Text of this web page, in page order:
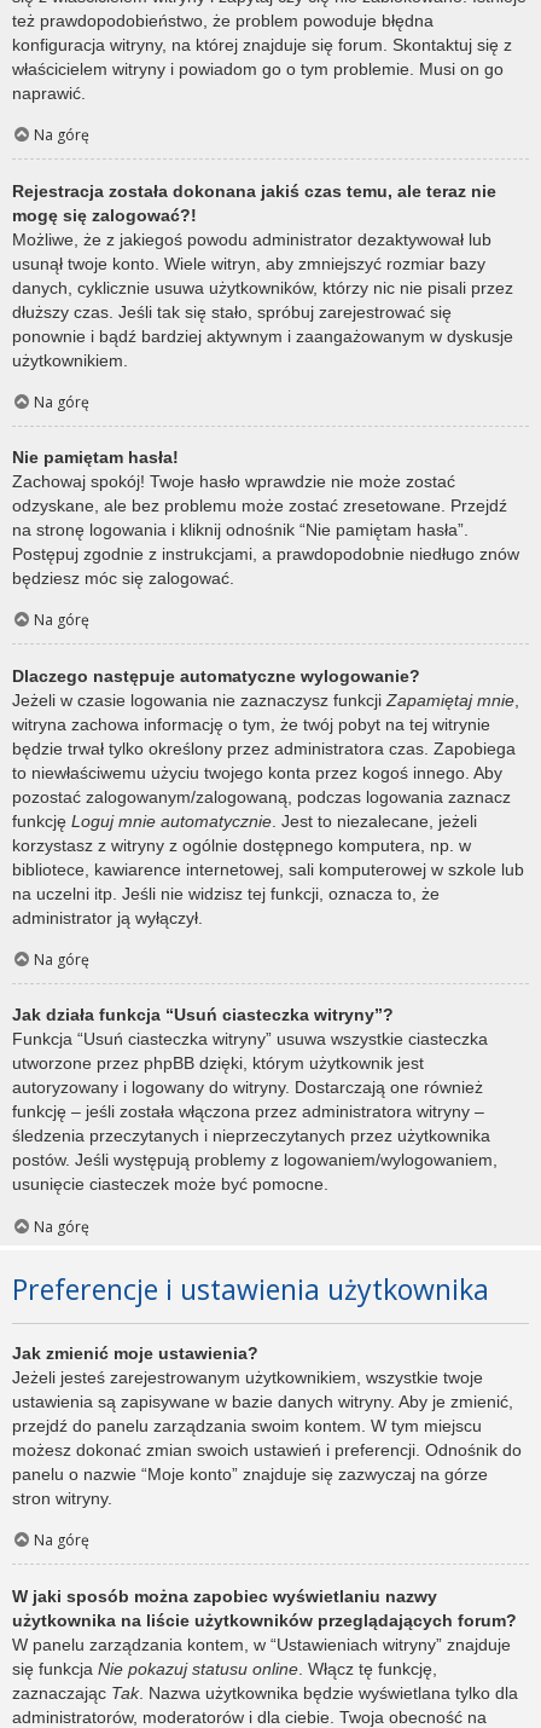
też prawdopodobieństwo, że problem powoduje błędna
konfiguracja witryny, na której znajduje się forum. Skontaktuj się z
właścicielem witryny i powiadom go o tym problemie. Musi on go
naprawić.
Na górę
Rejestracja została dokonana jakiś czas temu, ale teraz nie
mogę się zalogować?!
Możliwe, że z jakiegoś powodu administrator dezaktywował lub
usunął twoje konto. Wiele witryn, aby zmniejszyć rozmiar bazy
danych, cyklicznie usuwa użytkowników, którzy nic nie pisali przez
dłuższy czas. Jeśli tak się stało, spróbuj zarejestrować się
ponownie i bądź bardziej aktywnym i zaangażowanym w dyskusje
użytkownikiem.
Na górę
Nie pamiętam hasła!
Zachowaj spokój! Twoje hasło wprawdzie nie może zostać
odzyskane, ale bez problemu może zostać zresetowane. Przejdź
na stronę logowania i kliknij odnośnik “Nie pamiętam hasła”.
Postępuj zgodnie z instrukcjami, a prawdopodobnie niedługo znów
będziesz móc się zalogować.
Na górę
Dlaczego następuje automatyczne wylogowanie?
Jeżeli w czasie logowania nie zaznaczysz funkcji Zapamiętaj mnie
witryna zachowa informację o tym, że twój pobyt na tej witrynie
będzie trwał tylko określony przez administratora czas. Zapobiega
to niewłaściwemu użyciu twojego konta przez kogoś innego. Aby
pozostać zalogowanym/zalogowaną, podczas logowania zaznacz
funkcję Loguj mnie automatycznie . Jest to niezalecane, jeżeli
korzystasz z witryny z ogólnie dostępnego komputera, np. w
bibliotece, kawiarence internetowej, sali komputerowej w szkole lub
na uczelni itp. Jeśli nie widzisz tej funkcji, oznacza to, że
administrator ją wyłączył.
Na górę
Jak działa funkcja “Usuń ciasteczka witryny”?
Funkcja “Usuń ciasteczka witryny” usuwa wszystkie ciasteczka
utworzone przez phpBB dzięki, którym użytkownik jest
autoryzowany i logowany do witryny. Dostarczają one również
funkcję – jeśli została włączona przez administratora witryny –
śledzenia przeczytanych i nieprzeczytanych przez użytkownika
postów. Jeśli występują problemy z logowaniem/wylogowaniem,
usunięcie ciasteczek może być pomocne.
Na górę
Preferencje i ustawienia użytkownika
Jak zmienić moje ustawienia?
Jeżeli jesteś zarejestrowanym użytkownikiem, wszystkie twoje
ustawienia są zapisywane w bazie danych witryny. Aby je zmienić,
przejdź do panelu zarządzania swoim kontem. W tym miejscu
możesz dokonać zmian swoich ustawień i preferencji. Odnośnik do
panelu o nazwie “Moje konto” znajduje się zazwyczaj na górze
stron witryny.
Na górę
W jaki sposób można zapobiec wyświetlaniu nazwy
użytkownika na liście użytkowników przeglądających forum?
W panelu zarządzania kontem, w “Ustawieniach witryny” znajduje
się funkcja Nie pokazuj statusu online . Włącz tę funkcję,
zaznaczając Tak. Nazwa użytkownika będzie wyświetlana tylko dla
administratorów, moderatorów i dla ciebie. Twoja obecność na